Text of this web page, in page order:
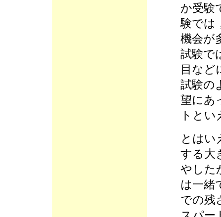
か受験
験では
機会が
試験で
目など
試験の
望にあ
トと
とはい
する大
やした
は一緒
での残